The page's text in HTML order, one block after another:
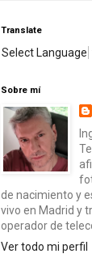
Translate
Select Language
Sobre mí
de nacimiento y
vivo en Madrid y
operador de
Ver todo mi perfil